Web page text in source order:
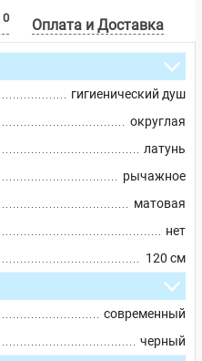
0 Оплата и Доставка
гигиенический душ
округлая
латунь
рычажное
матовая
нет
120 см
современный
черный